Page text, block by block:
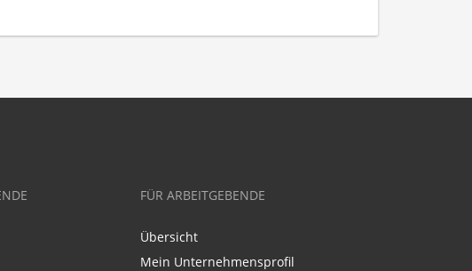
FÜR ARBEITGEBENDE
Übersicht
Mein Unternehmensprofil